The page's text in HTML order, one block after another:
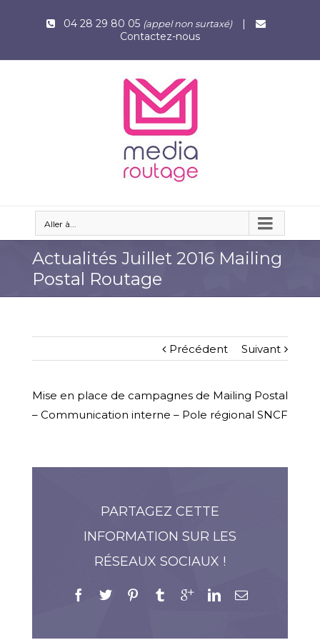
04 28 29 80 05 (appel non surtaxé)
|
Contactez-nous
Aller à...
Actualités Juillet 2016 Mailing
Postal Routage
Précédent Suivant
Mise en place de campagnes de Mailing Postal
– Communication interne – Pole régional SNCF
PARTAGEZ CETTE
INFORMATION SUR LES
RÉSEAUX SOCIAUX !